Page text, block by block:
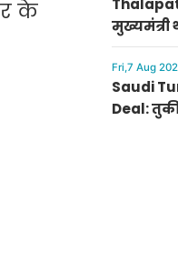
के
मुख्यमंत्री
से जुड़ी
विवाद
Fri,7 Aug
Saudi
Deal: